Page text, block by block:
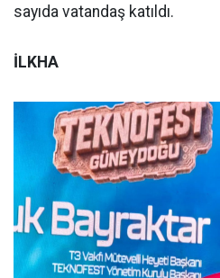
sayıda vatandaş katıldı.
İLKHA